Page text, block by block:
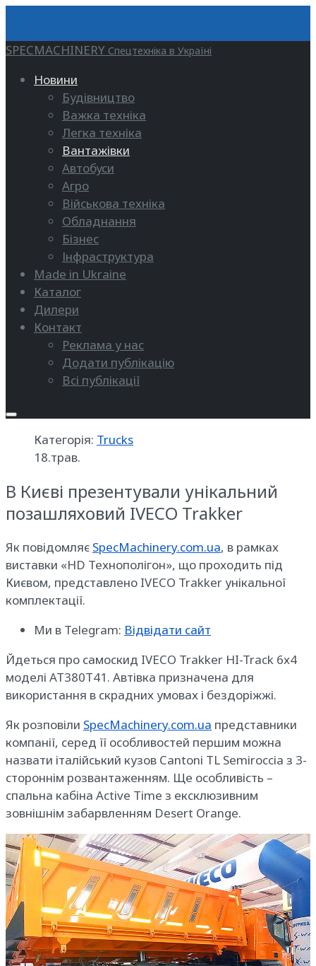
SPECMACHINERY Спецтехніка в Україні
Новини
Будівництво
Важка техніка
Легка техніка
Вантажівки
Автобуси
Агро
Військова техніка
Обладнання
Бізнес
Інфраструктура
Made in Ukraine
Каталог
Дилери
Контакт
Реклама у нас
Додати публікацію
Всі публікації
Категорія: Trucks
18.трав.
В Києві презентували унікальний
позашляховий IVECO Trakker
Як повідомляє SpecMachinery.com.ua, в рамках
виставки «HD Технополігон», що проходить під
Києвом, представлено IVECO Trakker унікальної
комплектації.
Ми в Telegram: Відвідати сайт
Йдеться про самоскид IVECO Trakker HI-Track 6х4
моделі AT380T41. Автівка призначена для
використання в скрадних умовах і бездоріжжі.
Як розповіли SpecMachinery.com.ua представники
компанії, серед її особливостей першим можна
назвати італійський кузов Cantoni TL Semiroccia з 3-
стороннім розвантаженням. Ще особливість –
спальна кабіна Active Time з ексклюзивним
зовнішнім забарвленням Desert Orange.